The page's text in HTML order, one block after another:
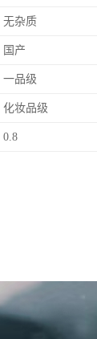
无杂质
国产
一品级
化妆品级
0.8